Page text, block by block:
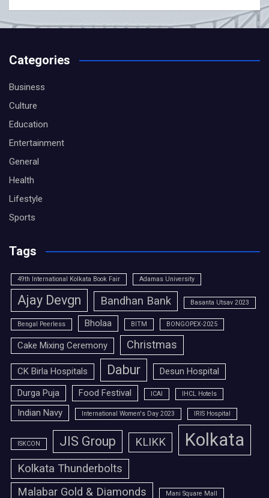
Categories
Business
Culture
Education
Entertainment
General
Health
Lifestyle
Sports
Tags
49th International Kolkata Book Fair Adamas University
Ajay Devgn Bandhan Bank Basanta Utsav 2023
Bengal Peerless Bholaa BITM BONGOPEX-2025
Cake Mixing Ceremony Christmas
CK Birla Hospitals Dabur
Desun Hospital
Durga Puja
Food Festival ICAI IHCL Hotels
Indian Navy International Women's Day 2023 IRIS Hospital
ISKCON JIS Group KLIKK Kolkata
Kolkata Thunderbolts
Malabar Gold & Diamonds
Mani Square Mall